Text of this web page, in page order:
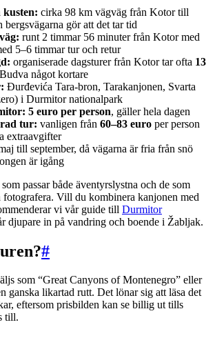
kusten: cirka 98 km vägväg från Kotor till
bergsvägarna gör att det tar tid
runt 2 timmar 56 minuter från Kotor med
5–6 timmar tur och retur
organiserade dagsturer från Kotor tar ofta 13
något kortare
Đurđevića Tara-bron, Tarakanjonen, Svarta
i Durmitor nationalpark
5 euro per person, gäller hela dagen
tur: vanligen från 60–83 euro per person
extraavgifter
till september, då vägarna är fria från snö
är igång
passar både äventyrslystna och de som
Vill du kombinera kanjonen med
vi vår guide till Durmitor
djupare in på vandring och boende i Žabljak.
#
som “Great Canyons of Montenegro” eller
ganska likartad rutt. Det lönar sig att läsa det
eftersom prisbilden kan se billig ut tills
till.